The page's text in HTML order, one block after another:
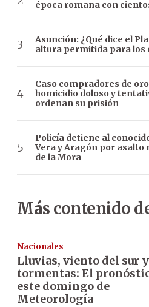
época romana con
Asunción: ¿Qué dice el
altura permitida para los
Caso compradores de
homicidio doloso y
ordenan su prisión
Policía detiene al
Vera y Aragón por asalto
de la Mora
Más contenido
Nacionales
Lluvias, viento del sur y
tormentas: El
este domingo de
Meteorología